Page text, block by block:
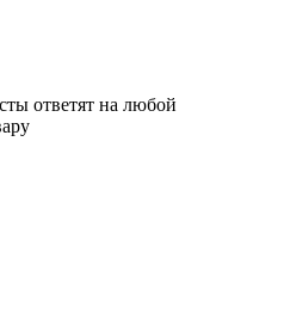
ответят на любой